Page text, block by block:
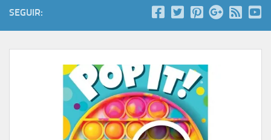
SEGUIR: